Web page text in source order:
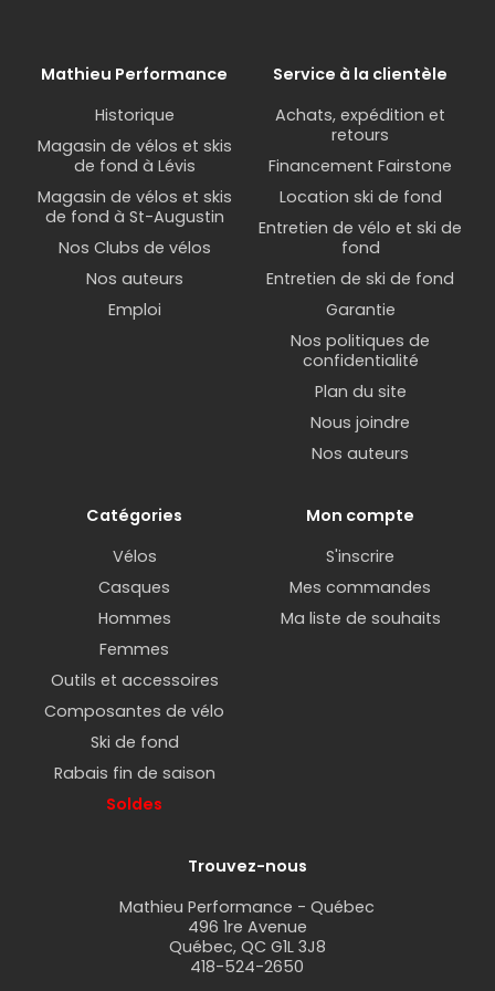
Pourquoi choisir Brooks chez Mathieu
Notre expertise nous permet de vous guider dans
le choix de laselle Brooks
idéale selon votre
pratique, votre morphologie et vos préférences.
Nous offrons également des conseils
personnalisés pour l'entretien de vos produits
Brooks, garantissant ainsi leur longévité et leurs
performances optimales.
et ses accessoires
et de produits qui vous accompagneront
fidèlement pendant des années sur toutes vos
routes cyclistes. Venez découvrir la gamme
Mathieu Performance
Historique
Magasin de vélos et skis
de fond à Lévis
Magasin de vélos et skis
de fond à St-Augustin
Nos Clubs de vélos
Nos auteurs
Emploi
Service à la clientèle
Achats, expédition et
retours
Financement Fairstone
Location ski de fond
Entretien de vélo et ski de
fond
Entretien de ski de fond
Garantie
Nos politiques de
confidentialité
Plan du site
Nous joindre
Nos auteurs
Catégories
Vélos
Casques
Hommes
Femmes
Outils et accessoires
Composantes de vélo
Ski de fond
Rabais fin de saison
Soldes
Mon compte
S'inscrire
Mes commandes
Ma liste de souhaits
Trouvez-nous
Mathieu Performance - Québec
496 1re Avenue
Québec, QC G1L 3J8
418-524-2650